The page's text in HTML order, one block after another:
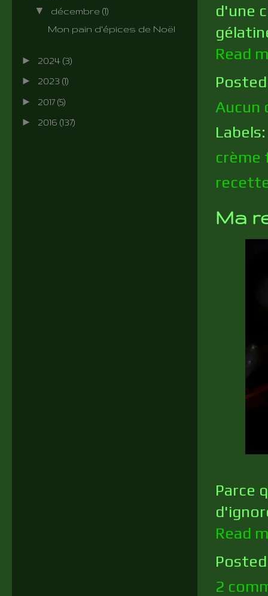
d'une
Read
Aucun
crème
Ma
Parce
Read
2
▼ décembre (1)
Mon pain d'épices de Noël
► 2024 (3)
► 2023 (1)
► 2017 (5)
► 2016 (137)